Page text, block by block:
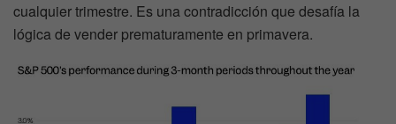
cualquier trimestre. Es una contradicción que desafía la
lógica de vender prematuramente en primavera.